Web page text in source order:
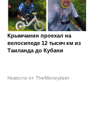
Крымчанин проехал на
велосипеде 12 тысяч км из
Таиланда до Кубани
Новости от TheMoneytizer